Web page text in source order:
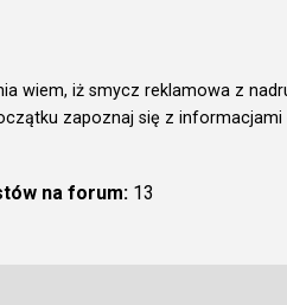
wiem, iż smycz reklamowa z
zapoznaj się z
na forum:13